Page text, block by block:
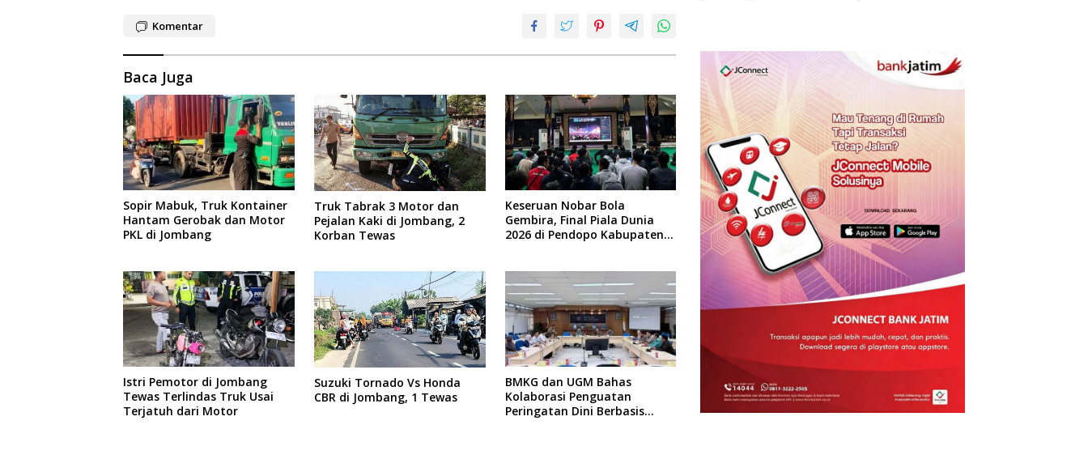
Komentar
Baca Juga
Sopir Mabuk, Truk Kontainer
Hantam Gerobak dan Motor
PKL di Jombang
Truk Tabrak 3 Motor dan
Pejalan Kaki di Jombang, 2
Korban Tewas
Keseruan Nobar Bola
Gembira, Final Piala Dunia
2026 di Pendopo Kabupaten
Istri Pemotor di Jombang
Tewas Terlindas Truk Usai
Terjatuh dari Motor
Suzuki Tornado Vs Honda
CBR di Jombang, 1 Tewas
BMKG dan UGM Bahas
Kolaborasi Penguatan
Peringatan Dini Berbasis